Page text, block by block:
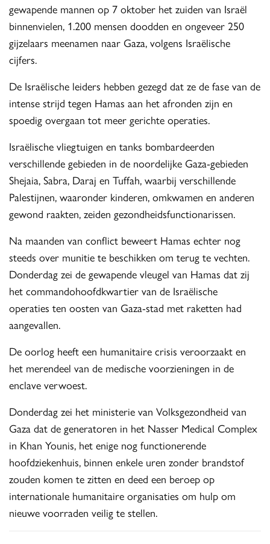
gewapende mannen op 7 oktober het zuiden van Israël
binnenvielen, 1.200 mensen doodden en ongeveer 250
gijzelaars meenamen naar Gaza, volgens Israëlische
cijfers.
De Israëlische leiders hebben gezegd dat ze de fase van de
intense strijd tegen Hamas aan het afronden zijn en
spoedig overgaan tot meer gerichte operaties.
Israëlische vliegtuigen en tanks bombardeerden
verschillende gebieden in de noordelijke Gaza-gebieden
Shejaia, Sabra, Daraj en Tuffah, waarbij verschillende
Palestijnen, waaronder kinderen, omkwamen en anderen
gewond raakten, zeiden gezondheidsfunctionarissen.
Na maanden van conflict beweert Hamas echter nog
steeds over munitie te beschikken om terug te vechten.
Donderdag zei de gewapende vleugel van Hamas dat zij
het commandohoofdkwartier van de Israëlische
operaties ten oosten van Gaza-stad met raketten had
aangevallen.
De oorlog heeft een humanitaire crisis veroorzaakt en
het merendeel van de medische voorzieningen in de
enclave verwoest.
Donderdag zei het ministerie van Volksgezondheid van
Gaza dat de generatoren in het Nasser Medical Complex
in Khan Younis, het enige nog functionerende
hoofdziekenhuis, binnen enkele uren zonder brandstof
zouden komen te zitten en deed een beroep op
internationale humanitaire organisaties om hulp om
nieuwe voorraden veilig te stellen.